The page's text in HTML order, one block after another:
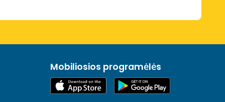
Mobiliosios programėlės